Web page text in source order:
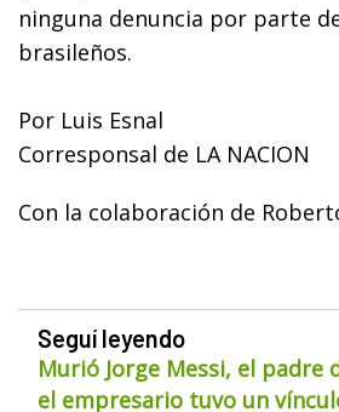
ninguna denuncia por parte
brasileños.
Por Luis Esnal
Corresponsal de LA NACION
Con la colaboración de
Seguí leyendo
Murió Jorge Messi, el padre
el empresario tuvo un